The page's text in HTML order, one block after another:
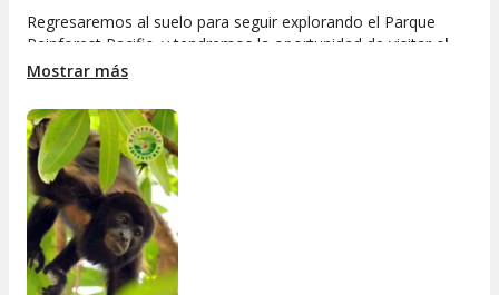
Regresaremos al suelo para seguir explorando el Parque
Rainforest Pacific, y tendremos la oportunidad de visitar el
Jardín de Mariposas y el Terrarium de anfibios y reptiles
Plantas Medicinales.
curativas?
Teleférico y tirolina
Conoceremos el parque desde las alturas con un
teleférico que nos llevará a la cima de la montaña
durante el trayecto podremos relajarnos entre flora y fauna
típicas de la zona.
Mostrar más